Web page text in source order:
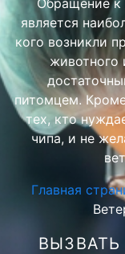
Обращение к
является
кого возникли
животного
питомцем.
тех, кто
чипа, и не
Главная